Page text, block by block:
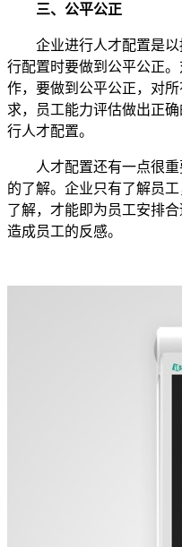
三、公平公正
企业进行人才配置是以
行配置时要做到公平公正
作，要做到公平公正，对
求，员工能力评估做出正
行人才配置。
人才配置还有一点很重
的了解。企业只有了解员
了解，才能即为员工安排
造成员工的反感。